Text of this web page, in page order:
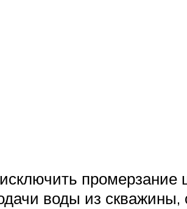
промерзание
воды из скважины,